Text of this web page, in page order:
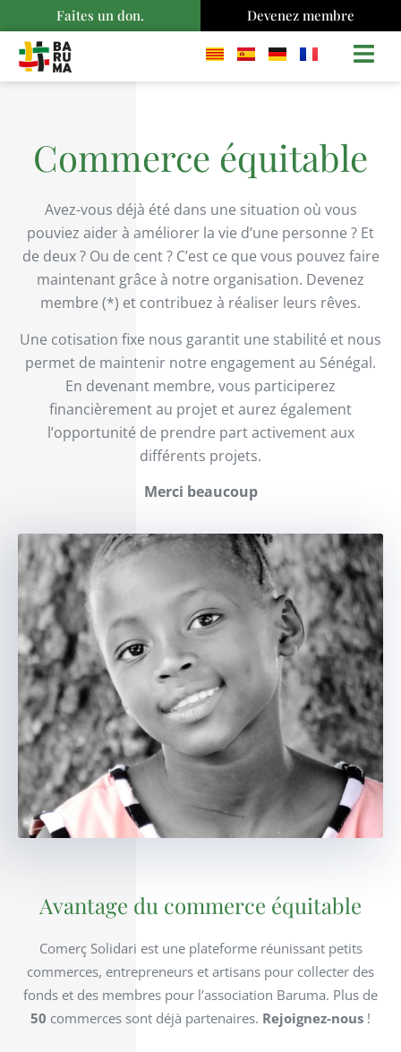
Faites un don. Devenez membre
Commerce équitable
Avez-vous déjà été dans une situation où vous
pouviez aider à améliorer la vie d’une personne ? Et
de deux ? Ou de cent ? C’est ce que vous pouvez faire
maintenant grâce à notre organisation. Devenez
membre (*) et contribuez à réaliser leurs rêves.
Une cotisation fixe nous garantit une stabilité et nous
permet de maintenir notre engagement au Sénégal.
En devenant membre, vous participerez
financièrement au projet et aurez également
l’opportunité de prendre part activement aux
différents projets.
Merci beaucoup
Avantage du commerce équitable
Comerç Solidari est une plateforme réunissant petits
commerces, entrepreneurs et artisans pour collecter des
fonds et des membres pour l’association Baruma. Plus de
50 commerces sont déjà partenaires. Rejoignez-nous !